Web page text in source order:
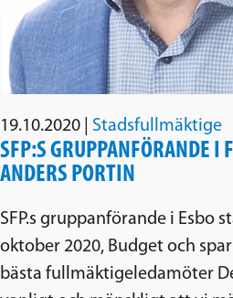
19.10.2020 Stadsfullmäktige
SFP:S GRUPPANFÖRANDE
ANDERS PORTIN
SFP.s gruppanförande i Esbo
oktober 2020, Budget och
bästa fullmäktigeledamöter